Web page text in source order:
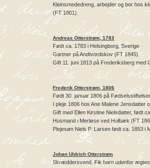
Kleinsmededreng, arbejder og bor hos
(FT 1801).
Andreas Otterstrøm, 1783
Født ca. 1783 i Helsingborg, Sverige
Gartner på Andtvordskov (FT 1845).
Gift 11. juni 1813 på Frederiksberg
Frederik Otterstrøm, 1806
Født 30. januar 1806 på
I pleje 1806 hos Ane Malene
Gift med Ellen Kirstine Nielsdatter, født
Husmand i Merløse ved Holbæk (FT
Plejesøn Niels P. Larsen født ca. 1853 i
Johan Uldrich Otterstrøm
Skræddersvend. Fik barn udenfor